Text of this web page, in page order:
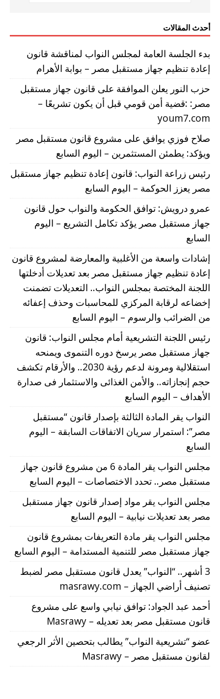
أحدث المقالات
بدء الجلسة العامة لمجلس النواب لمناقشة قانون
إعادة تنظيم جهاز مستقبل مصر – بوابة الأهرام
حزب النور يعلن الموافقة على قانون جهاز مستقبل
مصر: :قضية أمن قومي قبل أن يكون تشريعًا –
youm7.com
صلاح فوزي يوافق على مشروع قانون مستقبل مصر
ويؤكد: يطمئن المستثمرين – اليوم السابع
رئيس زراعة النواب: قانون إعادة تنظيم جهاز مستقبل
مصر يعزز الحوكمة – اليوم السابع
عمرو درويش: توافق الحكومة والنواب حول قانون
جهاز مستقبل مصر يؤكد تكامل التشريع – اليوم
السابع
إشادات واسعة من الأغلبية والمعارضة لمشروع قانون
إعادة تنظيم جهاز مستقبل مصر بعد تعديلات أدخلتها
اللجنة المختصة بمجلس النواب.. التعديلات تضمنت
إخضاعه لرقابة المركزي للمحاسبات وحذف إعفائه
من الضرائب والرسوم – اليوم السابع
رئيس اللجنة التشريعية أمام مجلس النواب: قانون
جهاز مستقبل مصر يرسخ دوره التنموى ويمنحه
استقلالية ومرونة لدعم رؤية 2030.. والأرقام تكشف
حجم إنجازاته.. والأمن الغذائى والاستثمار فى صدارة
الأهداف – اليوم السابع
النواب يقر المادة الثالثة بإصدار قانون “مستقبل
مصر”: استمرار سريان الاتفاقات السابقة – اليوم
السابع
مجلس النواب يقر المادة 6 من مشروع قانون جهاز
مستقبل مصر.. تحدد الاختصاصات – اليوم السابع
مجلس النواب يقر مواد إصدار قانون جهاز مستقبل
مصر بعد تعديلات نيابية – اليوم السابع
مجلس النواب يقر مادة التعريفات بمشروع قانون
جهاز مستقبل مصر للتنمية المستدامة – اليوم السابع
3 أشهر.. “النواب” يعدل قانون مستقبل مصر لضبط
تصنيف أراضي الجهاز – masrawy.com
أحمد عبد الجواد: توافق نيابي واسع على مشروع
قانون مستقبل مصر بعد تعديله – Masrawy
عضو “تشريعية النواب” يطالب بتحصين الأثر الرجعي
لقانون مستقبل مصر – Masrawy